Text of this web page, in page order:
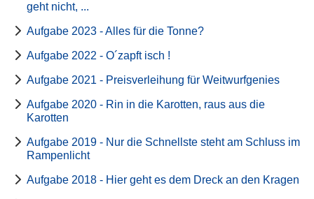
geht nicht, ...
Aufgabe 2023 - Alles für die Tonne?
Aufgabe 2022 - O´zapft isch !
Aufgabe 2021 - Preisverleihung für Weitwurfgenies
Aufgabe 2020 - Rin in die Karotten, raus aus die
Karotten
Aufgabe 2019 - Nur die Schnellste steht am Schluss im
Rampenlicht
Aufgabe 2018 - Hier geht es dem Dreck an den Kragen